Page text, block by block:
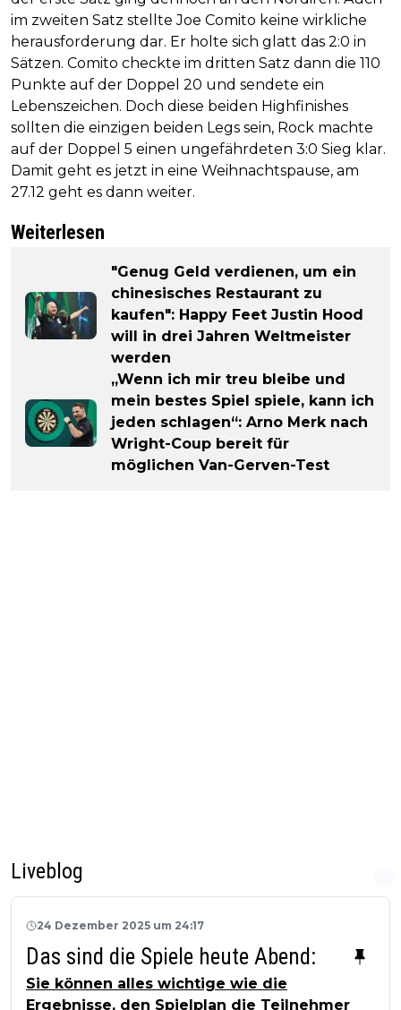
im zweiten Satz stellte Joe Comito keine wirkliche
herausforderung dar. Er holte sich glatt das 2:0 in
Sätzen. Comito checkte im dritten Satz dann die 110
Punkte auf der Doppel 20 und sendete ein
Lebenszeichen. Doch diese beiden Highfinishes
sollten die einzigen beiden Legs sein, Rock machte
auf der Doppel 5 einen ungefährdeten 3:0 Sieg klar.
Damit geht es jetzt in eine Weihnachtspause, am
27.12 geht es dann weiter.
Weiterlesen
"Genug Geld verdienen, um ein
chinesisches Restaurant zu
kaufen": Happy Feet Justin Hood
will in drei Jahren Weltmeister
werden
„Wenn ich mir treu bleibe und
mein bestes Spiel spiele, kann ich
jeden schlagen“: Arno Merk nach
Wright-Coup bereit für
möglichen Van-Gerven-Test
Liveblog
24 Dezember 2025 um 24:17
Das sind die Spiele heute Abend:
Sie können alles wichtige wie die
Ergebnisse, den Spielplan die Teilnehmer